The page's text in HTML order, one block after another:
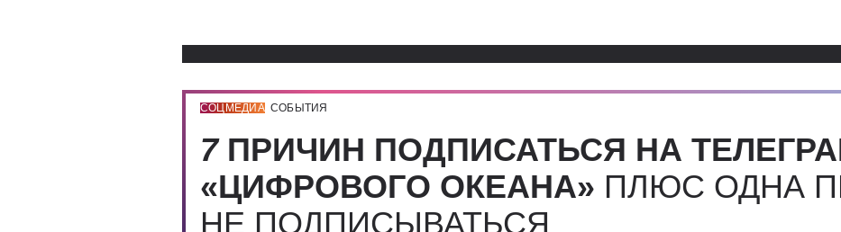
СОЦМЕДИА СОБЫТИЯ
7 ПРИЧИН ПОДПИСАТЬСЯ НА
«ЦИФРОВОГО ОКЕАНА» ПЛЮС ОДНА
НЕ ПОДПИСЫВАТЬСЯ